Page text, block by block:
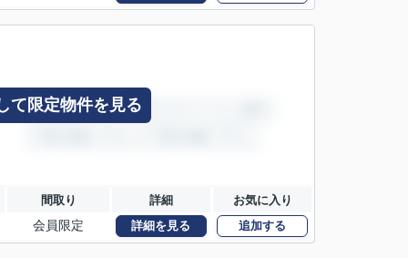
て限定物件を見る
間取り 詳細 お気に入り
会員限定 詳細を見る 追加する